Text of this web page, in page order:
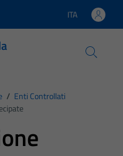
Lingua attiva:
ITA
/ Enti Controllati